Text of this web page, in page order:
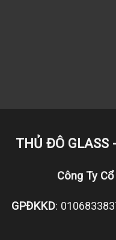
THỦ ĐÔ GLASS
Công Ty
GPĐKKD: